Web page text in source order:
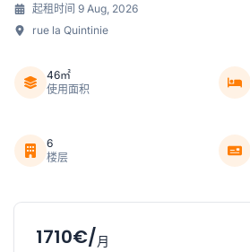
起租时间 9 Aug, 2026
rue la Quintinie
46㎡
使用面积
6
楼层
1710€/月